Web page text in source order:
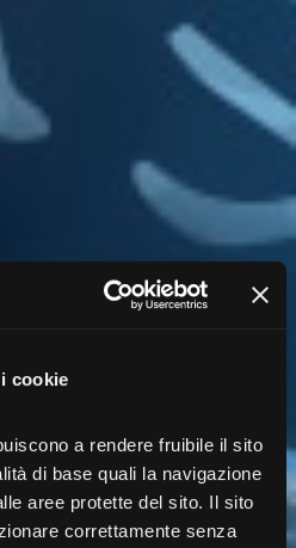
cookie
a rendere fruibile il sito
di base quali la navigazione
aree protette del sito. Il sito
correttamente senza